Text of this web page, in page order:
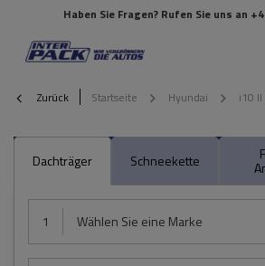
Haben Sie Fragen? Rufen Sie uns an
Zurück Startseite Hyundai i10
Dachträger Schneekette
1 Wählen Sie eine Marke